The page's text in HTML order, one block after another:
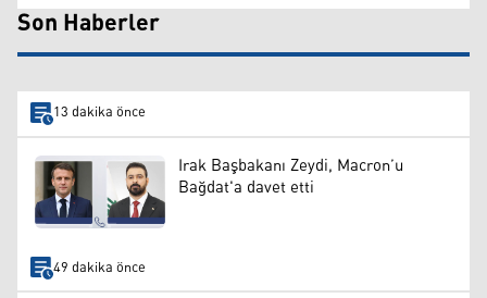
Son Haberler
13 dakika önce
Irak Başbakanı Zeydi, Macron’u
Bağdat'a davet etti
49 dakika önce